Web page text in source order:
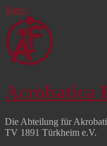
Menü
Acrobatica
Die Abteilung für
TV 1891 Türkheim e.V.